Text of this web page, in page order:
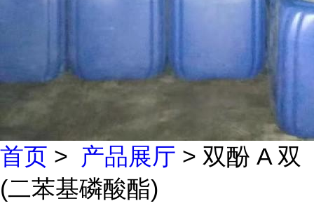
首页 > 产品展厅 > 双酚 A 双
(二苯基磷酸酯)